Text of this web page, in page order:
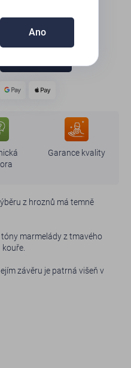
Garance kvality
z hroznů má temně
marmelády z tmavého
závěru je patrná višeň v
Ano